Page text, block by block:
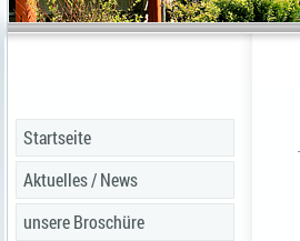
Startseite
Aktuelles / News
unsere Broschüre